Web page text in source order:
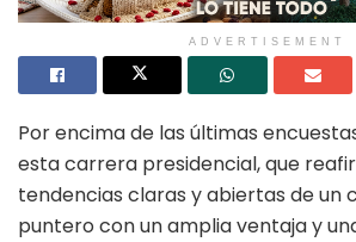
ADVERTISEMENT
Por encima de las últimas
esta carrera presidencial, que
tendencias claras y abiertas de un
puntero con un amplia ventaja y